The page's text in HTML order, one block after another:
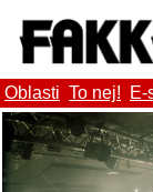
Oblasti To nej! E-